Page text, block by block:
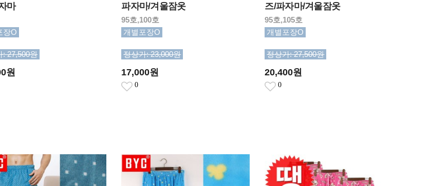
마
장O
: 27,500원
원
파자마/겨울잠옷
95호,100호
개별포장O
정상가: 23,000원
17,000원
0
즈/파자마/겨울잠옷
95호,105호
개별포장O
정상가: 27,500원
20,400원
0